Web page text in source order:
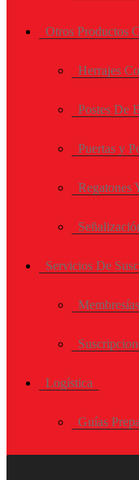
Otros Productos
Herrajes
Postes De
Puertas y
Regatones
Servicios De
Logística
Guías